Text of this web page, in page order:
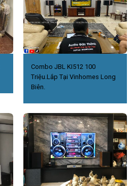
Combo JBL KI512 100
Triệu.Lắp Tại Vinhomes Long
Biên.